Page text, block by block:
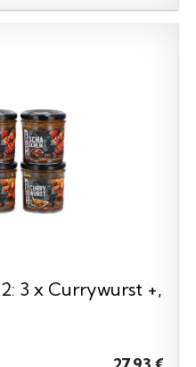
3 x Currywurst +,